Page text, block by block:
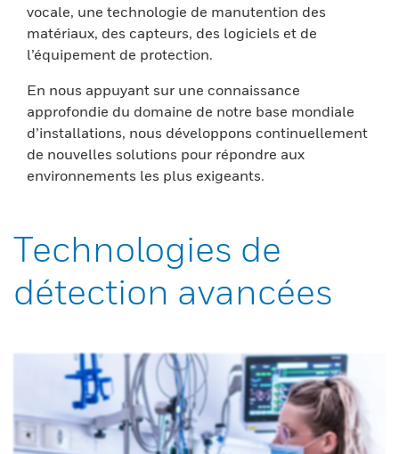
vocale, une technologie de manutention des
matériaux, des capteurs, des logiciels et de
l’équipement de protection.
En nous appuyant sur une connaissance
approfondie du domaine de notre base mondiale
d’installations, nous développons continuellement
de nouvelles solutions pour répondre aux
environnements les plus exigeants.
Technologies de
détection avancées